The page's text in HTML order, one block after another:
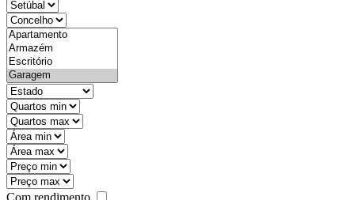
districtId
countyId
types
state
mintypo
maxtypo
minarea
maxarea
minprice
maxprice
Com rendimento